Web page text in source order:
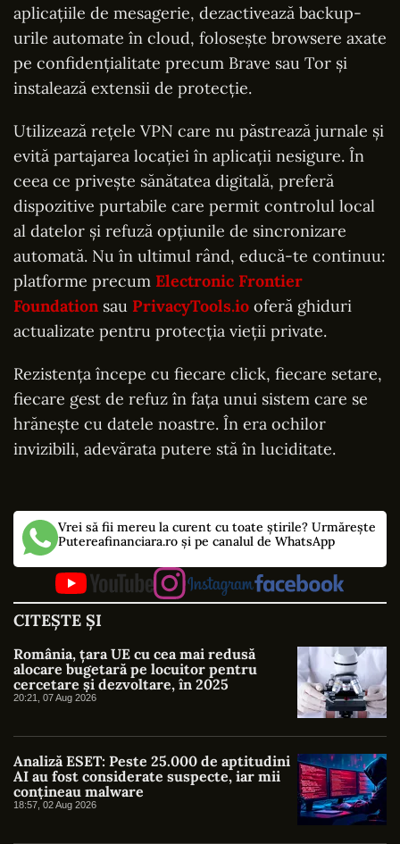
aplicațiile de mesagerie, dezactivează backup-
urile automate în cloud, folosește browsere axate
pe confidențialitate precum Brave sau Tor și
instalează extensii de protecție.
Utilizează rețele VPN care nu păstrează jurnale și
evită partajarea locației în aplicații nesigure. În
ceea ce privește sănătatea digitală, preferă
dispozitive purtabile care permit controlul local
al datelor și refuză opțiunile de sincronizare
automată. Nu în ultimul rând, educă-te continuu:
platforme precum Electronic Frontier
Foundation sau PrivacyTools.io oferă ghiduri
actualizate pentru protecția vieții private.
Rezistența începe cu fiecare click, fiecare setare,
fiecare gest de refuz în fața unui sistem care se
hrănește cu datele noastre. În era ochilor
invizibili, adevărata putere stă în luciditate.
Vrei să fii mereu la curent cu toate știrile? Urmărește
Putereafinanciara.ro și pe canalul de WhatsApp
CITEȘTE ȘI
România, țara UE cu cea mai redusă
alocare bugetară pe locuitor pentru
cercetare și dezvoltare, în 2025
20:21, 07 Aug 2026
Analiză ESET: Peste 25.000 de aptitudini
AI au fost considerate suspecte, iar mii
conțineau malware
18:57, 02 Aug 2026